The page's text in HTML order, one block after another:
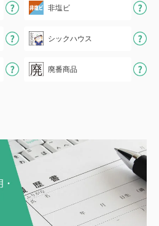
非塩ビ
シックハウス
廃番商品